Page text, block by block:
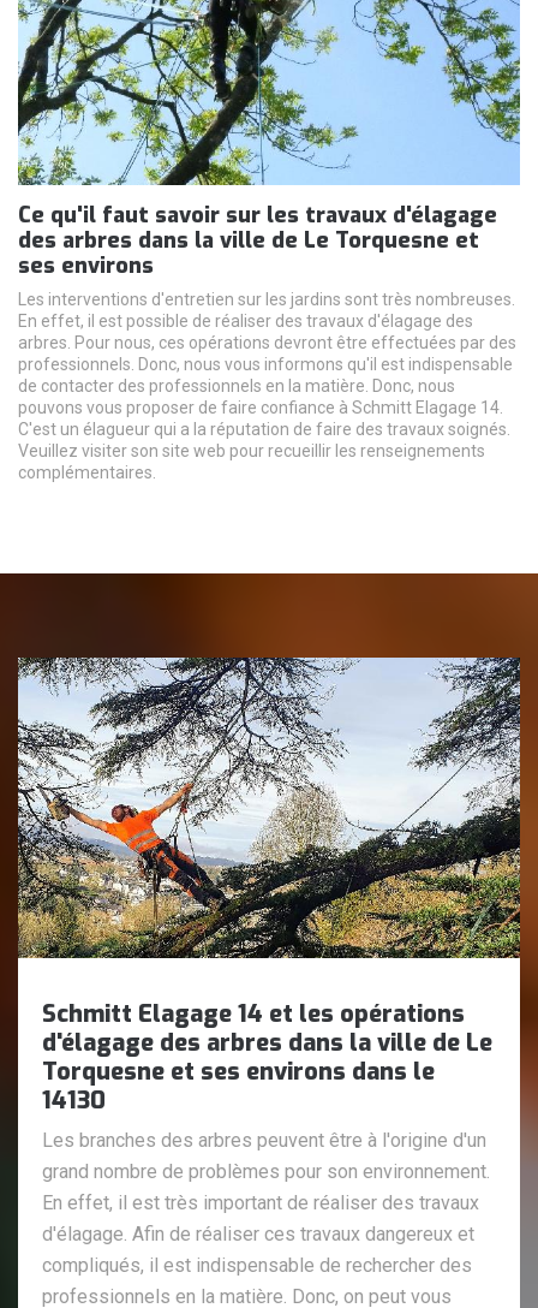
Ce qu'il faut savoir sur les travaux d'élagage
des arbres dans la ville de Le Torquesne et
ses environs
Les interventions d'entretien sur les jardins sont très nombreuses.
En effet, il est possible de réaliser des travaux d'élagage des
arbres. Pour nous, ces opérations devront être effectuées par des
professionnels. Donc, nous vous informons qu'il est indispensable
de contacter des professionnels en la matière. Donc, nous
pouvons vous proposer de faire confiance à Schmitt Elagage 14.
C'est un élagueur qui a la réputation de faire des travaux soignés.
Veuillez visiter son site web pour recueillir les renseignements
complémentaires.
Schmitt Elagage 14 et les opérations
d'élagage des arbres dans la ville de Le
Torquesne et ses environs dans le
14130
Les branches des arbres peuvent être à l'origine d'un
grand nombre de problèmes pour son environnement.
En effet, il est très important de réaliser des travaux
d'élagage. Afin de réaliser ces travaux dangereux et
compliqués, il est indispensable de rechercher des
professionnels en la matière. Donc, on peut vous